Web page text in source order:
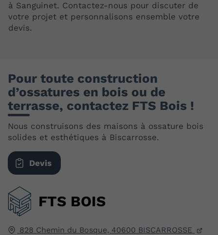
à Sanguinet. Contactez-nous pour discuter de
votre projet et personnalisons ensemble votre
devis.
FTS BOIS
828 Chemin du Bosque, 40600 BISCARROSSE
Pour toute construction
d’ossatures en bois ou de
terrasse, contactez FTS Bois !
Nous construisons des maisons à ossature bois
solides et esthétiques à Biscarrosse.
Devis